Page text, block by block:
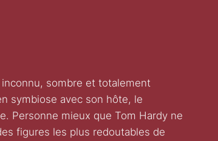
sombre et totalement
symbiose avec son hôte, le
Personne mieux que Tom Hardy ne
figures les plus redoutables de